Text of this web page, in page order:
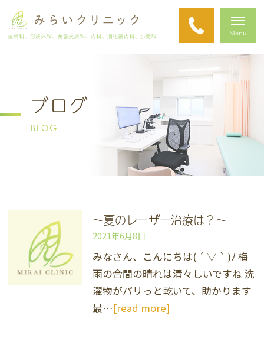
ブログ
BLOG
〜夏のレーザー治療は？〜
2021年6月8日
みなさん、こんにちは( ´ ▽ ` )ﾉ 梅
雨の合間の晴れは清々しいですね 洗
濯物がパリっと乾いて、助かります
最…[read more]